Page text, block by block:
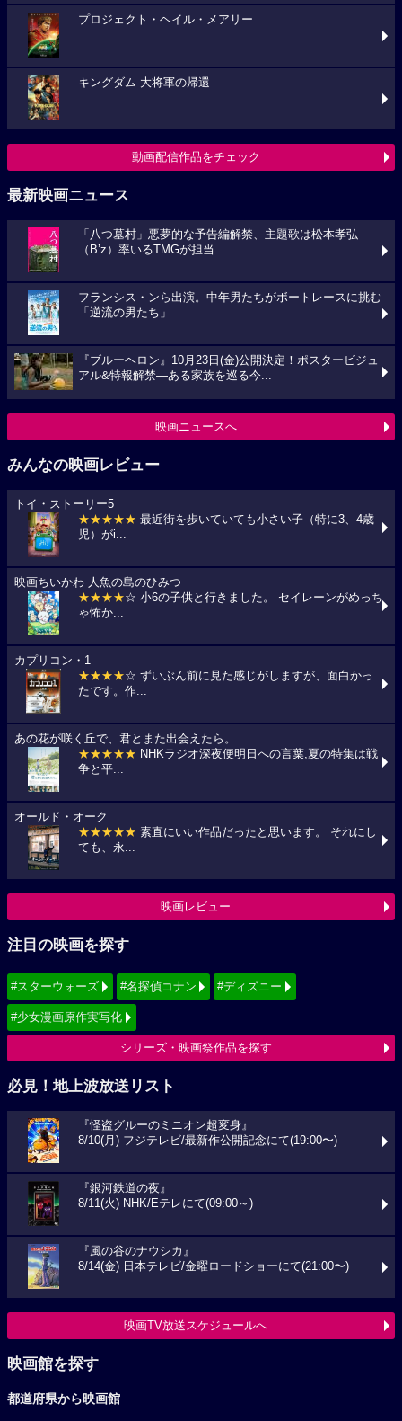
プロジェクト・ヘイル・メアリー
キングダム 大将軍の帰還
動画配信作品をチェック
最新映画ニュース
「八つ墓村」悪夢的な予告編解禁、主題歌は松本孝弘
（B’z）率いるTMGが担当
フランシス・ンら出演。中年男たちがボートレースに挑む
「逆流の男たち」
『ブルーヘロン』10月23日(金)公開決定！ポスタービジュ
アル&特報解禁―ある家族を巡る今...
映画ニュースへ
みんなの映画レビュー
トイ・ストーリー5
★★★★★ 最近街を歩いていても小さい子（特に3、4歳
児）がi...
映画ちいかわ 人魚の島のひみつ
★★★★☆ 小6の子供と行きました。 セイレーンがめっち
ゃ怖か...
カプリコン・1
★★★★☆ ずいぶん前に見た感じがしますが、面白かっ
たです。作...
あの花が咲く丘で、君とまた出会えたら。
★★★★★ NHKラジオ深夜便明日への言葉,夏の特集は戦
争と平...
オールド・オーク
★★★★★ 素直にいい作品だったと思います。 それにし
ても、永...
映画レビュー
注目の映画を探す
#スターウォーズ #名探偵コナン #ディズニー
#少女漫画原作実写化
シリーズ・映画祭作品を探す
必見！地上波放送リスト
『怪盗グルーのミニオン超変身』
8/10(月) フジテレビ/最新作公開記念にて(19:00〜)
『銀河鉄道の夜』
8/11(火) NHK/Eテレにて(09:00～)
『風の谷のナウシカ』
8/14(金) 日本テレビ/金曜ロードショーにて(21:00〜)
映画TV放送スケジュールへ
映画館を探す
都道府県から映画館